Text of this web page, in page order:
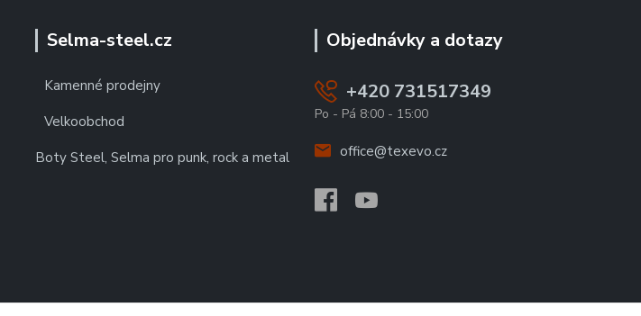
Selma-steel.cz
Kamenné prodejny
Velkoobchod
Boty Steel, Selma pro punk, rock a metal
Objednávky a dotazy
+420 731517349
Po - Pá 8:00 - 15:00
office@texevo.cz